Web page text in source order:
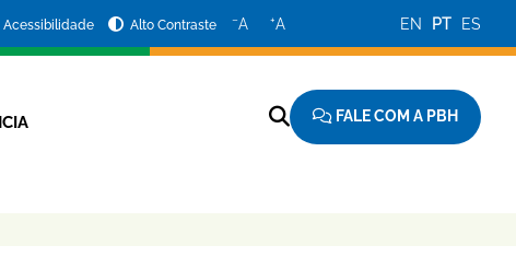
Acessibilidade Alto Contraste −A +A EN PT ES
FALE COM A PBH